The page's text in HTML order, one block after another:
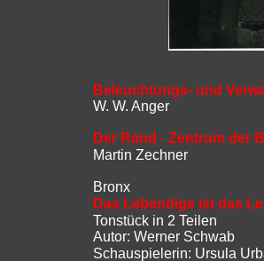
Beleuchtungs- und
W. W. Anger
Der Rand - Zentrum der
Martin Zechner
Bronx
Das Lebendige ist das
Tonstück in 2 Teilen
Autor: Werner Schwab
Schauspielerin: Ursula